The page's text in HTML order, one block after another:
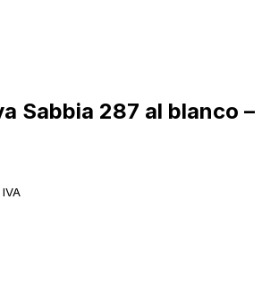
Sabbia 287 al blanco –